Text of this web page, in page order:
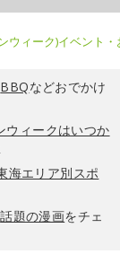
ウィーク)イベント
BBQなどおでかけ
ウィークはいつか
海エリア別スポ
話題の漫画をチェ